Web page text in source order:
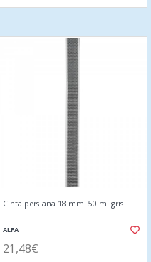
Cinta persiana 18 mm. 50 m. gris
ALFA
21,48€